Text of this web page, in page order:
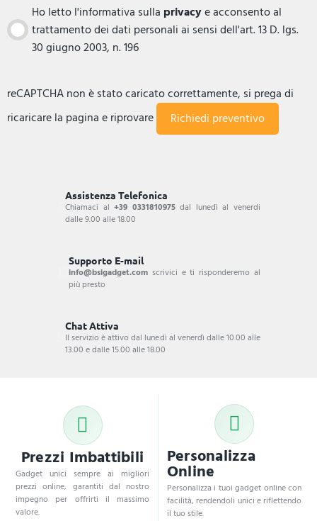
Ho letto l'informativa sulla privacye acconsento al
trattamento dei dati personali ai sensi dell'art. 13 D. lgs.
30 giugno 2003, n. 196
reCAPTCHA non è stato caricato correttamente, si prega di
ricaricare la pagina e riprovare
Assistenza Telefonica
Chiamaci al+39 0331810975dal lunedì al venerdi
dalle 9.00 alle 18.00
Supporto E-mail
info@bsigadget.com scrivici e ti risponderemo al
più presto
Chat Attiva
Il servizio è attivo dal lunedì al venerdì dalle 10.00 alle
13.00 e dalle 15.00 alle 18.00
Prezzi Imbattibili
Gadget unici sempre ai migliori
prezzi online, garantiti dal nostro
impegno per offrirti il massimo
valore.
Personalizza
Online
Personalizza i tuoi gadget online con
facilità, rendendoli unici e riflettendo
il tuo stile.